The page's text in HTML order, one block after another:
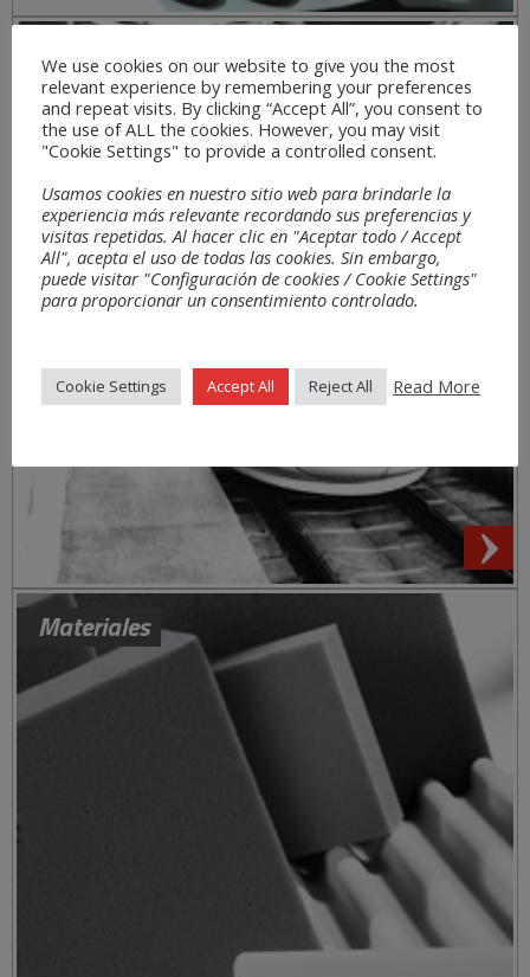
Sectores
Materiales
We use cookies on our website to give you the most
relevant experience by remembering your preferences
and repeat visits. By clicking “Accept All”, you consent to
the use of ALL the cookies. However, you may visit
"Cookie Settings" to provide a controlled consent.
Usamos cookies en nuestro sitio web para brindarle la
experiencia más relevante recordando sus preferencias y
visitas repetidas. Al hacer clic en "Aceptar todo / Accept
All", acepta el uso de todas las cookies. Sin embargo,
puede visitar "Configuración de cookies / Cookie Settings"
para proporcionar un consentimiento controlado.
Cookie Settings Accept All Reject All Read More